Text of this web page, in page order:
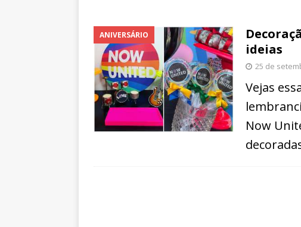
ANIVERSÁRIO
ideias
25 de
Vejas
Now